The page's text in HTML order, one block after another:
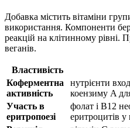
Добавка містить вітаміни
використання. Компоненти
реакцій на клітинному рівні.
веганів.
Властивість
Коферментна
активність
нутрієнти
коензиму A
Участь в
еритропоезі
фолат і B12
еритроцитів у